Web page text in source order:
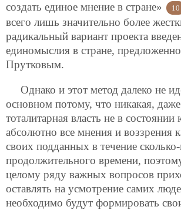
создать единое мнение в стране»
10
всего лишь значительно более
радикальный вариант проекта
единомыслия в стране,
Прутковым.
Однако и этот метод далеко не
основном потому, что никакая,
тоталитарная власть не в состоянии
абсолютно все мнения и воззрения
своих подданных в течение
продолжительного времени,
целому ряду важных вопросов
оставлять на усмотрение самих
необходимо будут формировать